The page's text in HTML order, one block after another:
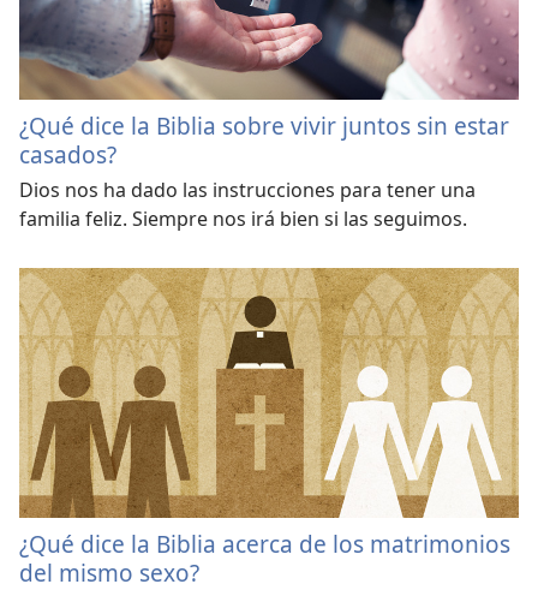
¿Qué dice la Biblia sobre vivir juntos sin estar
casados?
Dios nos ha dado las instrucciones para tener una
familia feliz. Siempre nos irá bien si las seguimos.
¿Qué dice la Biblia acerca de los matrimonios
del mismo sexo?